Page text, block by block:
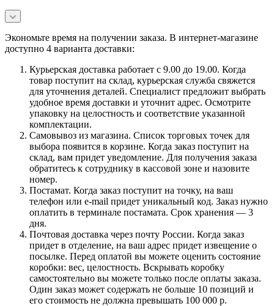
Экономьте время на получении заказа. В интернет-магазине
доступно 4 варианта доставки:
Курьерская доставка работает с 9.00 до 19.00. Когда
товар поступит на склад, курьерская служба свяжется
для уточнения деталей. Специалист предложит выбрать
удобное время доставки и уточнит адрес. Осмотрите
упаковку на целостность и соответствие указанной
комплектации.
Самовывоз из магазина. Список торговых точек для
выбора появится в корзине. Когда заказ поступит на
склад, вам придет уведомление. Для получения заказа
обратитесь к сотруднику в кассовой зоне и назовите
номер.
Постамат. Когда заказ поступит на точку, на ваш
телефон или e-mail придет уникальный код. Заказ нужно
оплатить в терминале постамата. Срок хранения — 3
дня.
Почтовая доставка через почту России. Когда заказ
придет в отделение, на ваш адрес придет извещение о
посылке. Перед оплатой вы можете оценить состояние
коробки: вес, целостность. Вскрывать коробку
самостоятельно вы можете только после оплаты заказа.
Один заказ может содержать не больше 10 позиций и
его стоимость не должна превышать 100 000 р.